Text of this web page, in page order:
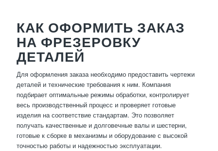
КАК ОФОРМИТЬ ЗАКАЗ
НА ФРЕЗЕРОВКУ
ДЕТАЛЕЙ
Для оформления заказа необходимо предоставить чертежи
деталей и технические требования к ним. Компания
подбирает оптимальные режимы обработки, контролирует
весь производственный процесс и проверяет готовые
изделия на соответствие стандартам. Это позволяет
получать качественные и долговечные валы и шестерни,
готовые к сборке в механизмы и оборудование с высокой
точностью работы и надежностью эксплуатации.